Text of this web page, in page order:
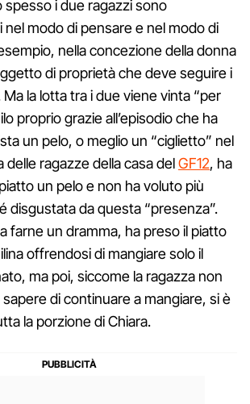
i due ragazzi sono
nel modo di pensare e nel modo di
nella concezione della donna
di proprietà che deve seguire i
Ma la lotta tra i due viene vinta “per
proprio grazie all’episodio che ha
un pelo, o meglio un “ciglietto” nel
delle ragazze della casa delGF12, ha
un pelo e non ha voluto più
disgustata da questa “presenza”.
farne un dramma, ha preso il piatto
offrendosi di mangiare solo il
ma poi, siccome la ragazza non
di continuare a mangiare, si è
la porzione di Chiara.